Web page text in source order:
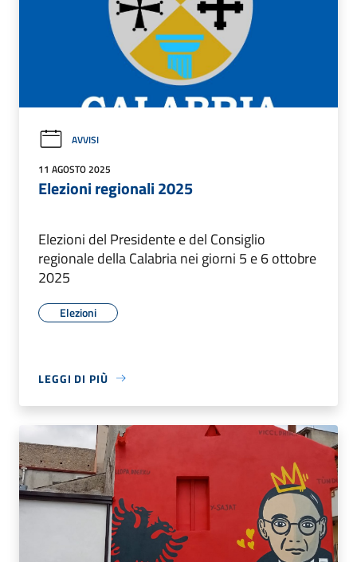
AVVISI
11 AGOSTO 2025
Elezioni regionali 2025
Elezioni del Presidente e del Consiglio
regionale della Calabria nei giorni 5 e 6 ottobre
2025
Elezioni
LEGGI DI PIÙ